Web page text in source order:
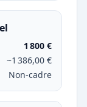
1 800 €
~1 386,00 €
Non-cadre